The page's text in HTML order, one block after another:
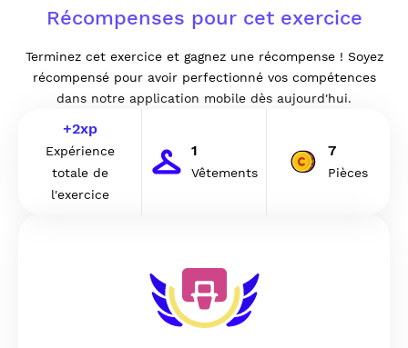
Récompenses pour cet exercice
Terminez cet exercice et gagnez une récompense ! Soyez
récompensé pour avoir perfectionné vos compétences
dans notre application mobile dès aujourd'hui.
+2xp
Expérience
totale de
l'exercice
1
Vêtements
7
Pièces